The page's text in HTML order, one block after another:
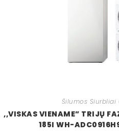
Šilumos Siurbliai
,,VISKAS VIENAME” TRIJŲ
185l WH-